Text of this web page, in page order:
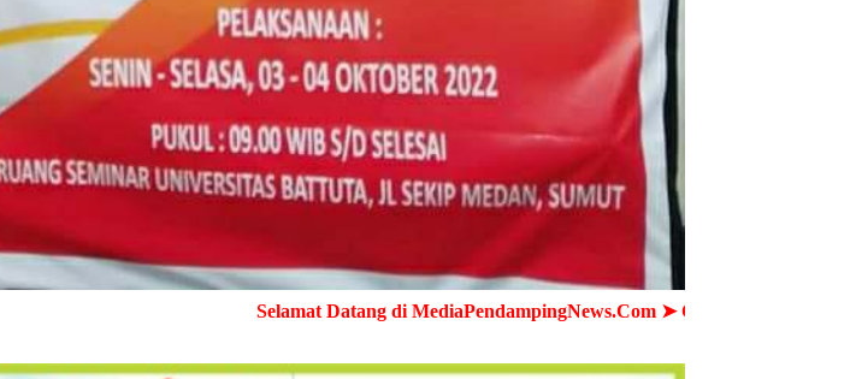
Selamat Datang di MediaPendampingNews.Com ➤ Cepat - Akurat - Terpercaya ➤